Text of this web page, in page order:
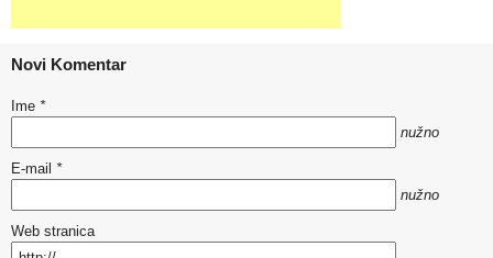
Novi Komentar
Ime *
nužno
E-mail *
nužno
Web stranica